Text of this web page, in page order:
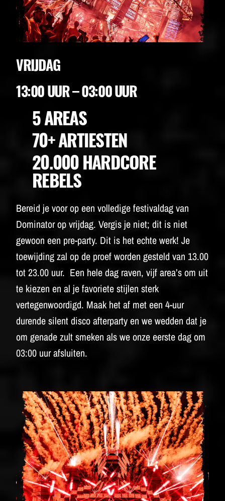
VRIJDAG
13:00 UUR – 03:00 UUR
5 AREAS
70+ ARTIESTEN
20.000 HARDCORE
REBELS
Bereid je voor op een volledige festivaldag van
Dominator op vrijdag. Vergis je niet; dit is niet
gewoon een pre-party. Dit is het echte werk! Je
toewijding zal op de proef worden gesteld van 13.00
tot 23.00 uur. Een hele dag raven, vijf area’s om uit
te kiezen en al je favoriete stijlen sterk
vertegenwoordigd. Maak het af met een 4-uur
durende silent disco afterparty en we wedden dat je
om genade zult smeken als we onze eerste dag om
03:00 uur afsluiten.